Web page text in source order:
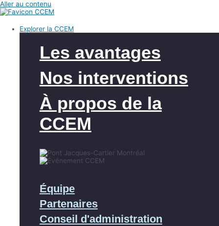
Aller au contenu
Explorer la CCEM
Les avantages
Nos interventions
À propos de la
CCEM
Équipe
Partenaires
Conseil d'administration